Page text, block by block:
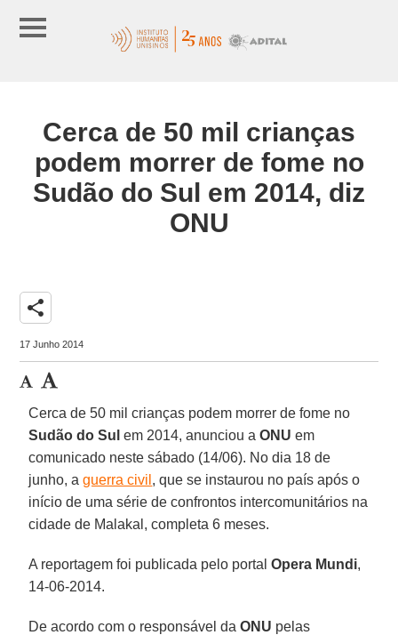
Cerca de 50 mil crianças
podem morrer de fome no
Sudão do Sul em 2014, diz
ONU
share
17 Junho 2014
Cerca de 50 mil crianças podem morrer de fome no
Sudão do Sul em 2014, anunciou aONU em
comunicado neste sábado (14/06). No dia 18 de
junho, aguerra civil , que se instaurou no país após o
início de uma série de confrontos intercomunitários na
cidade de Malakal, completa 6 meses.
A reportagem foi publicada pelo portalOpera Mundi,
14-06-2014.
De acordo com o responsável daONU pelas